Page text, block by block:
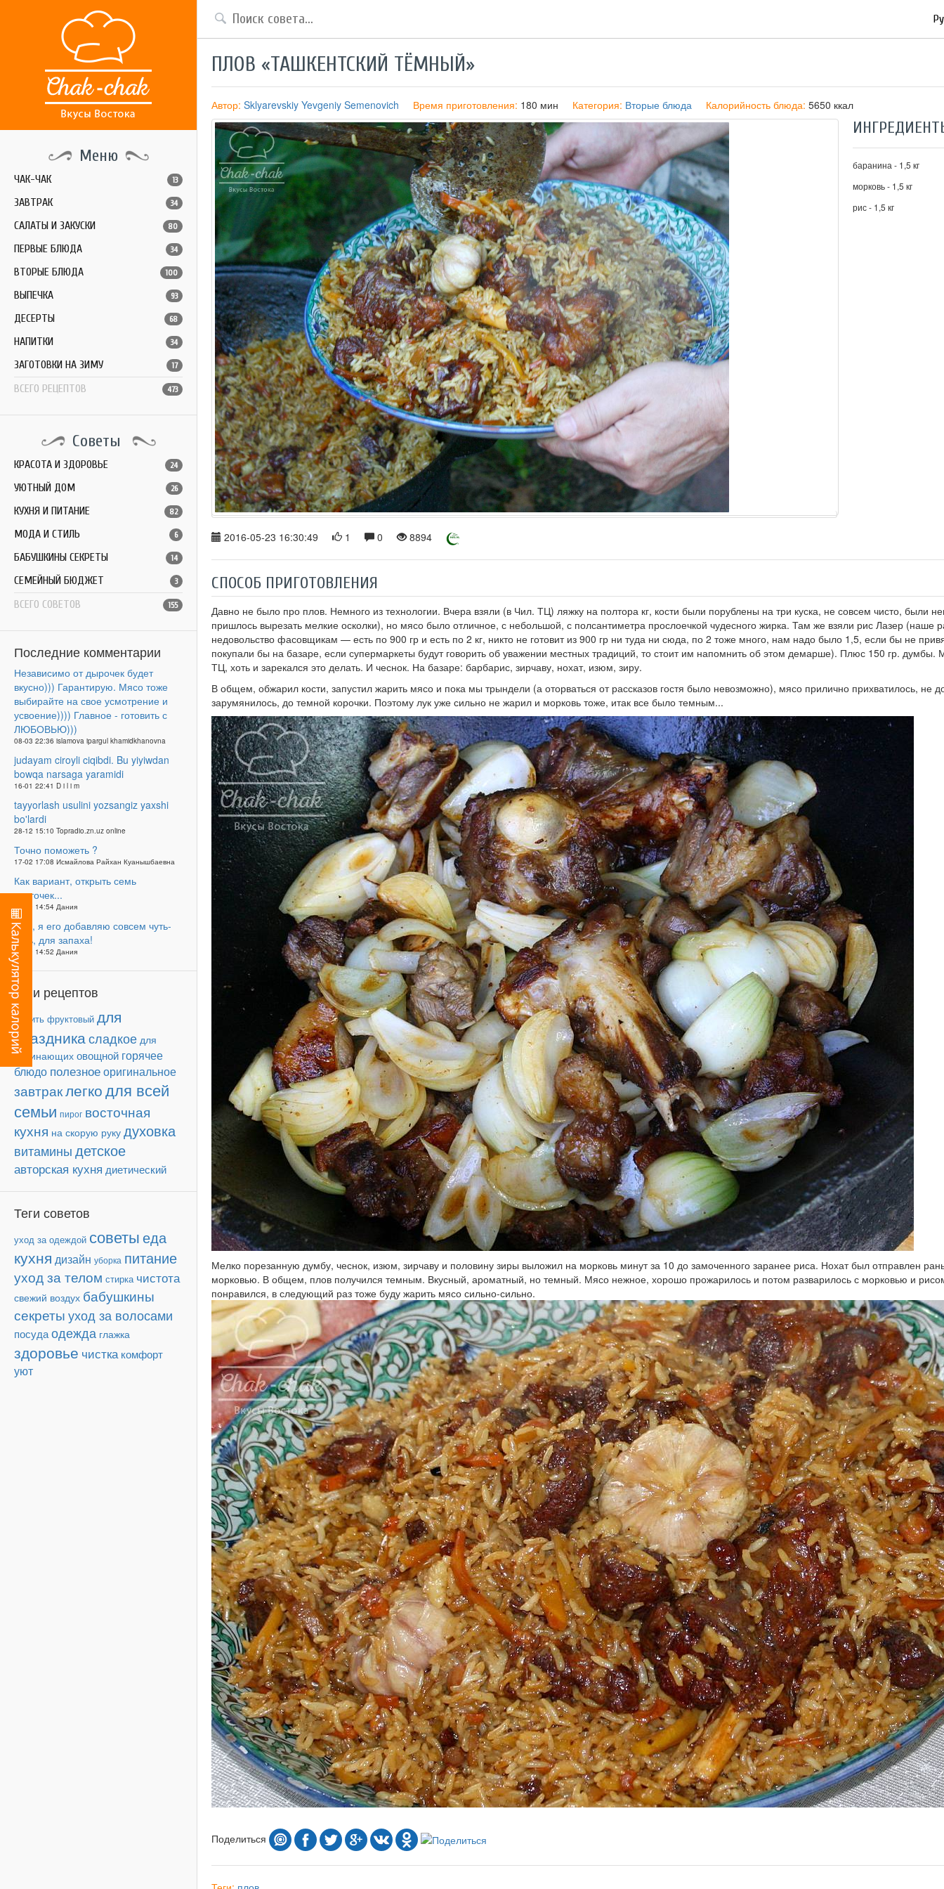
Меню
ЧАК-ЧАК 13
ЗАВТРАК 34
САЛАТЫ И ЗАКУСКИ 80
ПЕРВЫЕ БЛЮДА 34
ВТОРЫЕ БЛЮДА 100
ВЫПЕЧКА 93
ДЕСЕРТЫ 68
НАПИТКИ 34
ЗАГОТОВКИ НА ЗИМУ 17
ВСЕГО РЕЦЕПТОВ 473
Советы
КРАСОТА И ЗДОРОВЬЕ 24
УЮТНЫЙ ДОМ 26
КУХНЯ И ПИТАНИЕ 82
МОДА И СТИЛЬ 6
БАБУШКИНЫ СЕКРЕТЫ 14
СЕМЕЙНЫЙ БЮДЖЕТ 3
ВСЕГО СОВЕТОВ 155
Последние комментарии
Независимо от дырочек будет
вкусно))) Гарантирую. Мясо тоже
выбирайте на свое усмотрение и
усвоение)))) Главное - готовить с
ЛЮБОВЬЮ)))
08-03 22:36 islamova ipargul khamidkhanovna
judayam ciroyli ciqibdi. Bu yiyiwdan
bowqa narsaga yaramidi
16-01 22:41 D i l i m
tayyorlash usulini yozsangiz yaxshi
bo'lardi
28-12 15:10 Topradio.zn.uz online
Точно поможеть ?
17-02 17:08 Исмайлова Райхан Куанышбаевна
Как вариант, открыть семь
карточек...
25-09 14:54 Дания
Неа, я его добавляю совсем чуть-
чуть, для запаха!
25-09 14:52 Дания
Теги рецептов
жарить фруктовый для
праздникасладкое для
начинающих овощной горячее
блюдо полезноеоригинальное
завтраклегкодля всей
семьи пирог восточная
кухня на скорую руку духовка
витамины детское
авторская кухня диетический
Теги советов
уход за одеждой советыеда
кухня дизайн уборка питание
уход за телом стирка чистота
свежий воздух бабушкины
секретыуход за волосами
посудаодежда глажка
здоровье чистка комфорт
уют
ПЛОВ «ТАШКЕНТСКИЙ ТЁМНЫЙ»
Автор: Sklyarevskiy Yevgeniy Semenovich Время приготовления: 180 мин Категория: Вторые блюда Калорийность блюда: 5650 ккал
2016-05-23 16:30:49 1 0 8894
баранина - 1,5 кг
морковь - 1,5 кг
рис - 1,5 кг
СПОСОБ ПРИГОТОВЛЕНИЯ
Давно не было про плов. Немного из технологии. Вчера взяли (в Чил. ТЦ) ляжку на полтора кг, кости были порублены на три куска, не совсем чисто, были
пришлось вырезать мелкие осколки), но мясо было отличное, с небольшой, с полсантиметра прослоечкой чудесного жирка. Там же взяли рис Лазер (наше
недовольство фасовщикам — есть по 900 гр и есть по 2 кг, никто не готовит из 900 гр ни туда ни сюда, по 2 тоже много, нам надо было 1,5, если бы не
покупали бы на базаре, если супермаркеты будут говорить об уважении местных традиций, то стоит им напомнить об этом демарше). Плюс 150 гр. думбы.
ТЦ, хоть и зарекался это делать. И чеснок. На базаре: барбарис, зирчаву, нохат, изюм, зиру.
В общем, обжарил кости, запустил жарить мясо и пока мы трындели (а оторваться от рассказов гостя было невозможно), мясо прилично прихватилось, не
зарумянилось, до темной корочки. Поэтому лук уже сильно не жарил и морковь тоже, итак все было темным...
Мелко порезанную думбу, чеснок, изюм, зирчаву и половину зиры выложил на морковь минут за 10 до замоченного заранее риса. Нохат был отправлен
морковью. В общем, плов получился темным. Вкусный, ароматный, но темный. Мясо нежное, хорошо прожарилось и потом разварилось с морковью и
понравился, в следующий раз тоже буду жарить мясо сильно-сильно.
Поделиться